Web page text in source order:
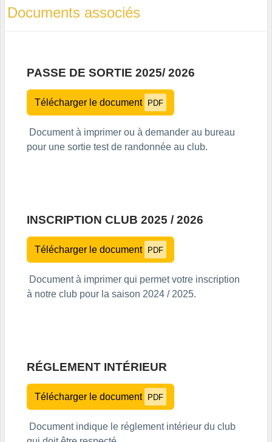
Documents associés
PASSE DE SORTIE 2025/ 2026
Télécharger le document PDF
Document à imprimer ou à demander au bureau
pour une sortie test de randonnée au club.
INSCRIPTION CLUB 2025 / 2026
Télécharger le document PDF
Document à imprimer qui permet votre inscription
à notre club pour la saison 2024 / 2025.
RÉGLEMENT INTÉRIEUR
Télécharger le document PDF
Document indique le réglement intérieur du club